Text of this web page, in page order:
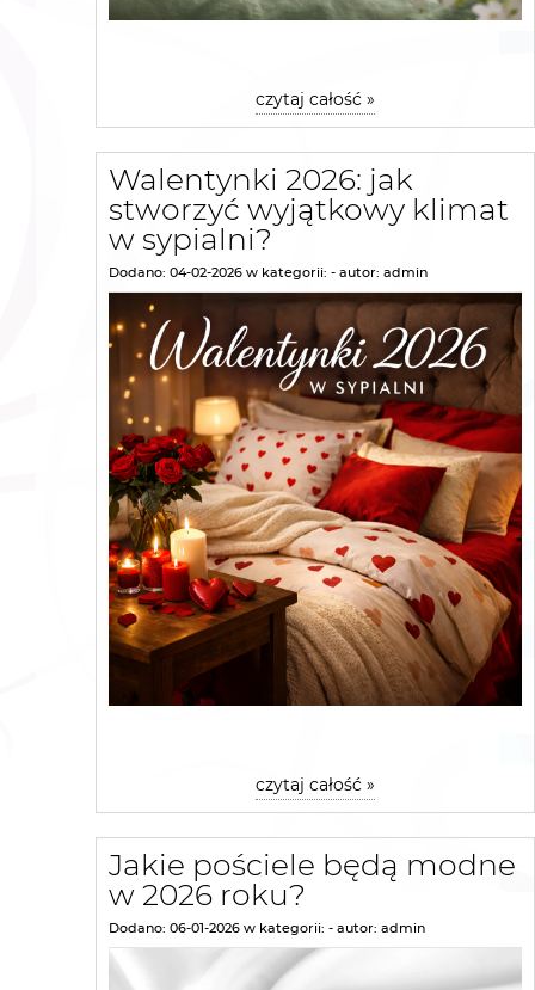
czytaj całość »
Walentynki 2026: jak
stworzyć wyjątkowy klimat
w sypialni?
Dodano: 04-02-2026 w kategorii: - autor: admin
czytaj całość »
Jakie pościele będą modne
w 2026 roku?
Dodano: 06-01-2026 w kategorii: - autor: admin